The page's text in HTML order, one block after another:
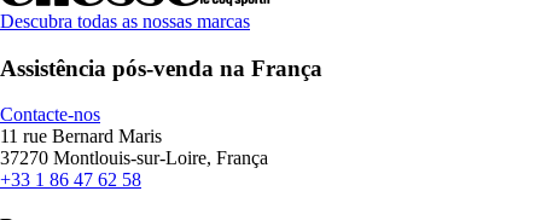
Descubra todas as nossas marcas
Assistência pós-venda na França
Contacte-nos
11 rue Bernard Maris
37270 Montlouis-sur-Loire, França
+33 1 86 47 62 58